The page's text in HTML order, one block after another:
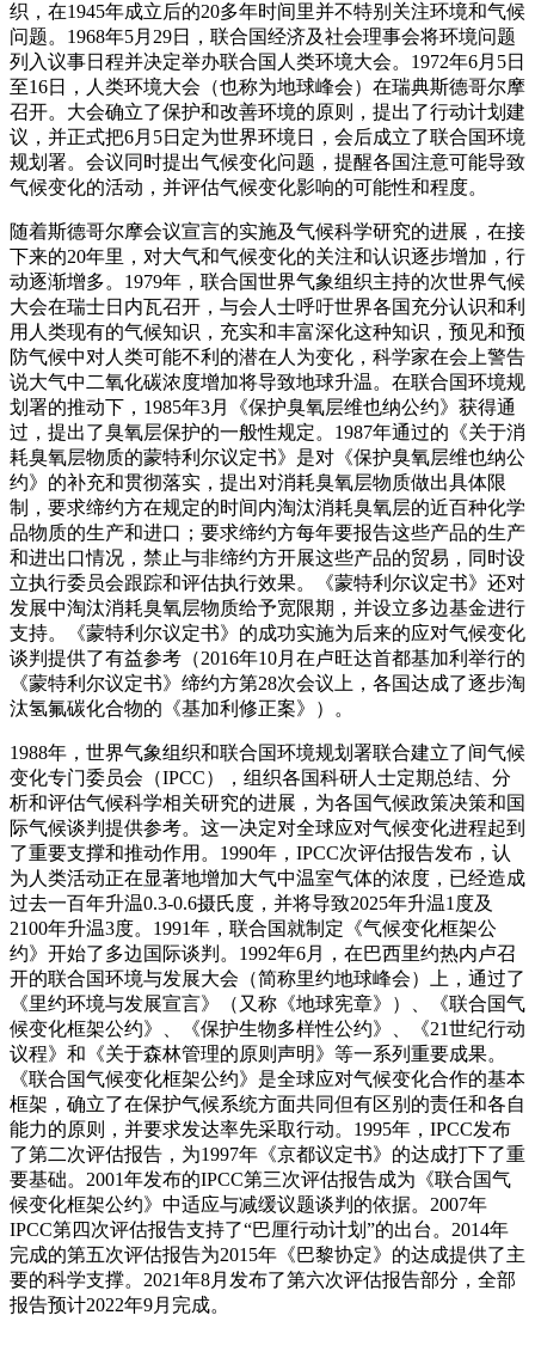
织，在1945年成立后的20多年时间里并不特别关注环境和气候
问题。1968年5月29日，联合国经济及社会理事会将环境问题
列入议事日程并决定举办联合国人类环境大会。1972年6月5日
至16日，人类环境大会（也称为地球峰会）在瑞典斯德哥尔摩
召开。大会确立了保护和改善环境的原则，提出了行动计划建
议，并正式把6月5日定为世界环境日，会后成立了联合国环境
规划署。会议同时提出气候变化问题，提醒各国注意可能导致
气候变化的活动，并评估气候变化影响的可能性和程度。
随着斯德哥尔摩会议宣言的实施及气候科学研究的进展，在接
下来的20年里，对大气和气候变化的关注和认识逐步增加，行
动逐渐增多。1979年，联合国世界气象组织主持的次世界气候
大会在瑞士日内瓦召开，与会人士呼吁世界各国充分认识和利
用人类现有的气候知识，充实和丰富深化这种知识，预见和预
防气候中对人类可能不利的潜在人为变化，科学家在会上警告
说大气中二氧化碳浓度增加将导致地球升温。在联合国环境规
划署的推动下，1985年3月《保护臭氧层维也纳公约》获得通
过，提出了臭氧层保护的一般性规定。1987年通过的《关于消
耗臭氧层物质的蒙特利尔议定书》是对《保护臭氧层维也纳公
约》的补充和贯彻落实，提出对消耗臭氧层物质做出具体限
制，要求缔约方在规定的时间内淘汰消耗臭氧层的近百种化学
品物质的生产和进口；要求缔约方每年要报告这些产品的生产
和进出口情况，禁止与非缔约方开展这些产品的贸易，同时设
立执行委员会跟踪和评估执行效果。《蒙特利尔议定书》还对
发展中淘汰消耗臭氧层物质给予宽限期，并设立多边基金进行
支持。《蒙特利尔议定书》的成功实施为后来的应对气候变化
谈判提供了有益参考（2016年10月在卢旺达首都基加利举行的
《蒙特利尔议定书》缔约方第28次会议上，各国达成了逐步淘
汰氢氟碳化合物的《基加利修正案》）。
1988年，世界气象组织和联合国环境规划署联合建立了间气候
变化专门委员会（IPCC），组织各国科研人士定期总结、分
析和评估气候科学相关研究的进展，为各国气候政策决策和国
际气候谈判提供参考。这一决定对全球应对气候变化进程起到
了重要支撑和推动作用。1990年，IPCC次评估报告发布，认
为人类活动正在显著地增加大气中温室气体的浓度，已经造成
过去一百年升温0.3-0.6摄氏度，并将导致2025年升温1度及
2100年升温3度。1991年，联合国就制定《气候变化框架公
约》开始了多边国际谈判。1992年6月，在巴西里约热内卢召
开的联合国环境与发展大会（简称里约地球峰会）上，通过了
《里约环境与发展宣言》（又称《地球宪章》）、《联合国气
候变化框架公约》、《保护生物多样性公约》、《21世纪行动
议程》和《关于森林管理的原则声明》等一系列重要成果。
《联合国气候变化框架公约》是全球应对气候变化合作的基本
框架，确立了在保护气候系统方面共同但有区别的责任和各自
能力的原则，并要求发达率先采取行动。1995年，IPCC发布
了第二次评估报告，为1997年《京都议定书》的达成打下了重
要基础。2001年发布的IPCC第三次评估报告成为《联合国气
候变化框架公约》中适应与减缓议题谈判的依据。2007年
IPCC第四次评估报告支持了“巴厘行动计划”的出台。2014年
完成的第五次评估报告为2015年《巴黎协定》的达成提供了主
要的科学支撑。2021年8月发布了第六次评估报告部分，全部
报告预计2022年9月完成。